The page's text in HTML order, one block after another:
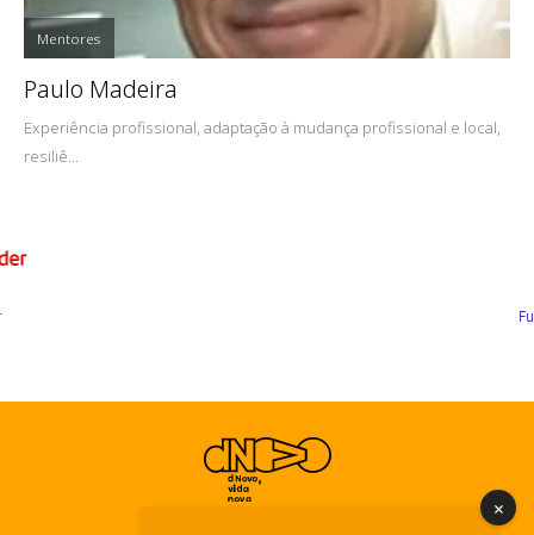
Mentores
Paulo Madeira
Experiência profissional, adaptação à mudança profissional e local,
resiliê...